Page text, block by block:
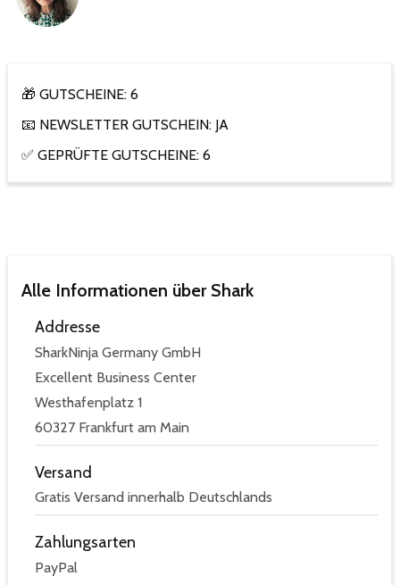
🎁 GUTSCHEINE: 6
📧 NEWSLETTER GUTSCHEIN: JA
✅ GEPRÜFTE GUTSCHEINE: 6
Alle Informationen über Shark
Addresse
SharkNinja Germany GmbH
Excellent Business Center
Westhafenplatz 1
60327 Frankfurt am Main
Versand
Gratis Versand innerhalb Deutschlands
Zahlungsarten
PayPal